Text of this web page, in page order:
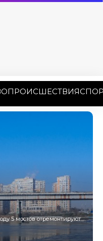
ПРОИСШЕСТВИЯ
5 мостов отремонтируют в Адыгее